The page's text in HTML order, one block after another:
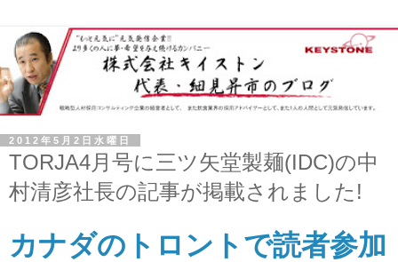
2012年5月2日水曜日
TORJA4月号に三ツ矢堂製麺(IDC)の中
村清彦社長の記事が掲載されました!
カナダのトロントで読者参加